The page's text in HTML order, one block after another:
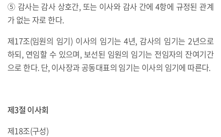
⑤ 감사는 감사 상호간, 또는 이사와 감사 간에 4항에 규정된 관계
가 없는 자로 한다.
제17조(임원의 임기) 이사의 임기는 4년, 감사의 임기는 2년으로
하되, 연임할 수 있으며, 보선된 임원의 임기는 전임자의 잔여기간
으로 한다. 단, 이사장과 공동대표의 임기는 이사의 임기에 따른다.
제3절 이사회
제18조(구성)